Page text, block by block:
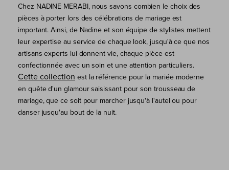
Chez NADINE MERABI, nous savons combien le choix des
pièces à porter lors des célébrations de mariage est
important. Ainsi, de Nadine et son équipe de stylistes mettent
leur expertise au service de chaque look, jusqu'à ce que nos
artisans experts lui donnent vie, chaque pièce est
confectionnée avec un soin et une attention particuliers.
Cette collection est la référence pour la mariée moderne
en quête d'un glamour saisissant pour son trousseau de
mariage, que ce soit pour marcher jusqu'à l'autel ou pour
danser jusqu'au bout de la nuit.